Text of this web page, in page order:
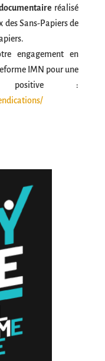
réalisé
des Sans-Papiers de
engagement en
IMN pour une
positive :